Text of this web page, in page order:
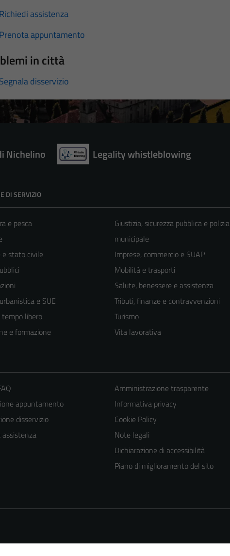
Richiedi assistenza
Prenota appuntamento
in città
Segnala disservizio
Nichelino Legality whistleblowing
DI SERVIZIO
e pesca
e stato civile
e SUE
libero
e formazione
Giustizia, sicurezza pubblica e polizia
municipale
Imprese, commercio e SUAP
Mobilità e trasporti
Salute, benessere e assistenza
Tributi, finanze e contravvenzioni
Turismo
Vita lavorativa
appuntamento
disservizio
assistenza
Amministrazione trasparente
Informativa privacy
Cookie Policy
Note legali
Dichiarazione di accessibilità
Piano di miglioramento del sito
Tecnici
Questi cookie
essere